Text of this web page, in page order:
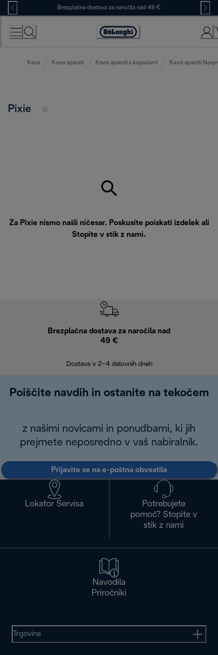
Skip
to
Content
Brezplačna dostava za naročila nad 49 €
Accessibility
Kava Kavni aparati Kavni aparati s kapsulami Kavni aparati
Pixie
Za Pixie nismo našli ničesar. Poskusite poiskati izdelek ali
Stopite v stik z nami.
Brezplačna dostava za naročila nad
49 €
Dostava v 2–4 delovnih dneh
Poiščite navdih in ostanite na tekočem
z našimi novicami in ponudbami, ki jih
prejmete neposredno v vaš nabiralnik.
Prijavite se na e-poštna obvestila
Lokator Servisa
Potrebujete
pomoč? Stopite v
stik z nami
Navodila
Priročniki
Trgovina